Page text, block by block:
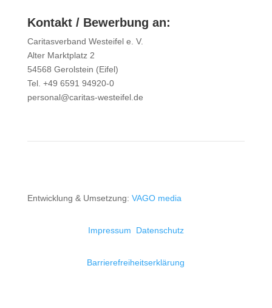
Kontakt / Bewerbung an:
Caritasverband Westeifel e. V.
Alter Marktplatz 2
54568 Gerolstein (Eifel)
Tel. +49 6591 94920-0
personal@caritas-westeifel.de
Entwicklung & Umsetzung: VAGO media
Impressum Datenschutz
Barrierefreiheitserklärung